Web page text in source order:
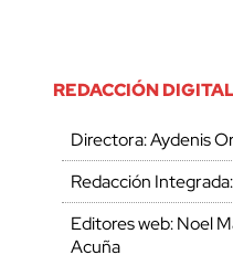
REDACCIÓN
Directora: Aydenis
Redacción
Editores web: Noel
Acuña